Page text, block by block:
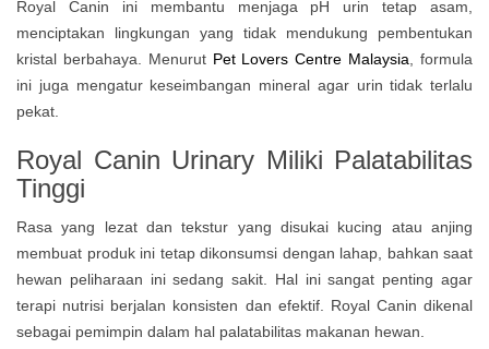
Royal Canin ini membantu menjaga pH urin tetap asam,
menciptakan lingkungan yang tidak mendukung pembentukan
kristal berbahaya. Menurut Pet Lovers Centre Malaysia , formula
ini juga mengatur keseimbangan mineral agar urin tidak terlalu
pekat.
Royal Canin Urinary Miliki Palatabilitas
Tinggi
Rasa yang lezat dan tekstur yang disukai kucing atau anjing
membuat produk ini tetap dikonsumsi dengan lahap, bahkan saat
hewan peliharaan ini sedang sakit. Hal ini sangat penting agar
terapi nutrisi berjalan konsisten dan efektif. Royal Canin dikenal
sebagai pemimpin dalam hal palatabilitas makanan hewan.